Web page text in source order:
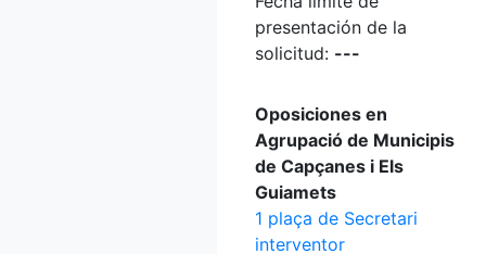
presentación de la
solicitud: ---
Oposiciones en
Agrupació de Municipis
de Capçanes i Els
Guiamets
1 plaça de Secretari
interventor